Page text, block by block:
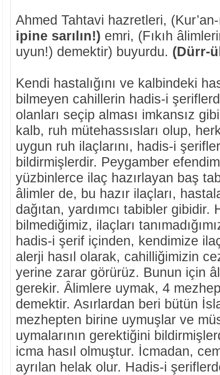
Ahmed Tahtavi hazretleri,
ipine sarılın!) emri, (Fıkıh
uyun!) demektir) buyurdu. (Dürr-
Kendi hastalığını ve kalbindeki
bilmeyen cahillerin hadis-i
olanları seçip alması imkansız
kalb, ruh mütehassısları olup,
uygun ruh ilaçlarını, hadis-i
bildirmişlerdir. Peygamber
yüzbinlerce ilaç hazırlayan baş
âlimler de, bu hazır ilaçları,
dağıtan, yardımcı tabibler gibidir.
bilmediğimiz, ilaçları
hadis-i şerif içinden, kendimize
alerji hasıl olarak, cahilliğimizin
yerine zarar görürüz. Bunun için
gerekir. Âlimlere uymak, 4
demektir. Asırlardan beri bütün
mezhepten birine uymuşlar ve
uymalarının gerektiğini
icma hasıl olmuştur. İcmadan,
ayrılan helak olur. Hadis-i